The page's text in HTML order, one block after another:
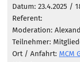
Marketing
Arbeitsgruppen
Münchner
Datum: 23.4.2025 /
Referent:
Moderation:
Teilnehmer:
Ort / Anfahrt: MCM